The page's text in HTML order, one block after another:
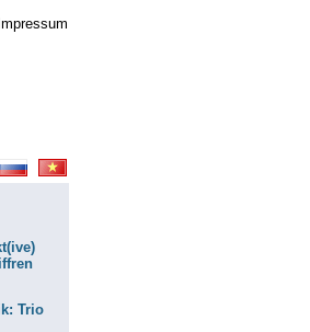
Impressum
Trio